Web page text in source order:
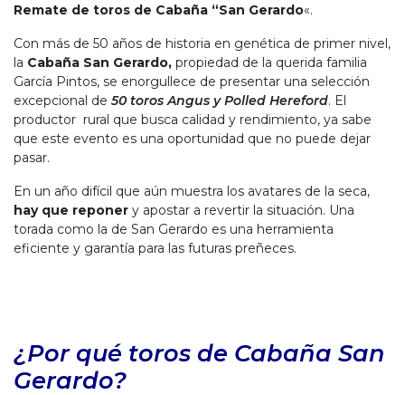
Remate de toros de Cabaña “San Gerardo«.
Con más de 50 años de historia en genética de primer nivel,
la Cabaña San Gerardo, propiedad de la querida familia
García Pintos, se enorgullece de presentar una selección
excepcional de 50 toros Angus y Polled Hereford. El
productor rural que busca calidad y rendimiento, ya sabe
que este evento es una oportunidad que no puede dejar
pasar.
En un año difícil que aún muestra los avatares de la seca,
hay que reponer y apostar a revertir la situación. Una
torada como la de San Gerardo es una herramienta
eficiente y garantía para las futuras preñeces.
¿Por qué toros de Cabaña San
Gerardo?